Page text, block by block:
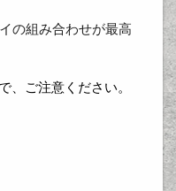
の組み合わせが最高
ご注意ください。